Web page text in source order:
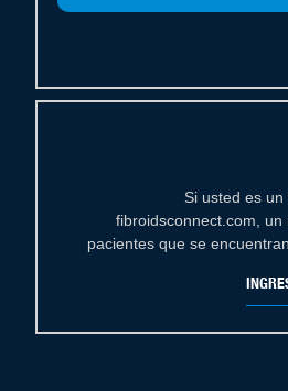
Si usted es
fibroidsconnect.com,
pacientes que se